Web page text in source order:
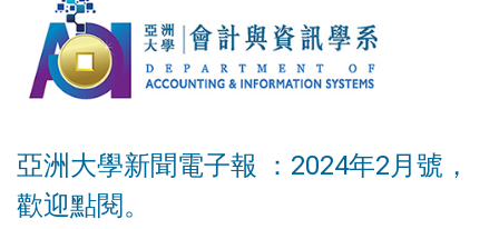
亞洲大學新聞電子報 ：2024年2月號，
歡迎點閱。